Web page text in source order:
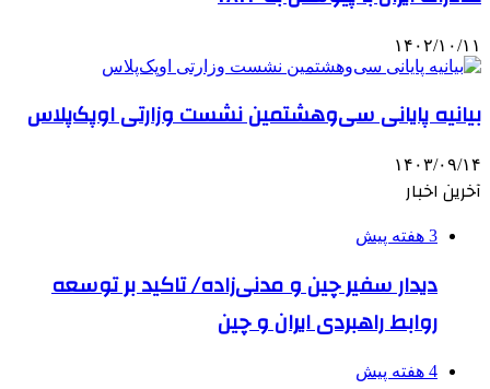
۱۴۰۲/۱۰/۱۱
بیانیه پایانی سی‌وهشتمین نشست وزارتی اوپک‌پلاس
۱۴۰۳/۰۹/۱۴
آخرین اخبار
3 هفته پیش
دیدار سفیر چین و مدنی‌زاده/ تاکید بر توسعه
روابط راهبردی ایران و چین
4 هفته پیش